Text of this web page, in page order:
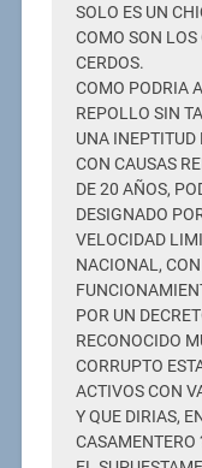
SOLO ES UN
COMO SON LOS
CERDOS.
COMO PODRIA
REPOLLO SIN
UNA INEPTITUD
CON CAUSAS
DE 20 AÑOS,
DESIGNADO
VELOCIDAD
NACIONAL,
POR UN
RECONOCIDO
CORRUPTO
ACTIVOS CON
Y QUE DIRIAS,
CASAMENTERO